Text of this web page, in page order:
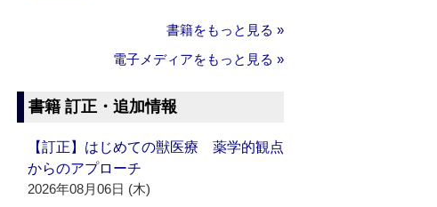
書籍をもっと見る »
電子メディアをもっと見る »
書籍 訂正・追加情報
【訂正】はじめての獣医療 薬学的観点
からのアプローチ
2026年08月06日 (木)